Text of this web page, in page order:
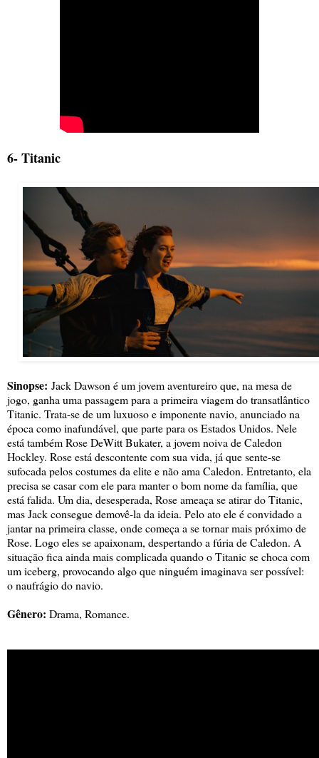
6- Titanic
Sinopse: Jack Dawson é um jovem aventureiro que, na mesa de
jogo, ganha uma passagem para a primeira viagem do transatlântico
Titanic. Trata-se de um luxuoso e imponente navio, anunciado na
época como inafundável, que parte para os Estados Unidos. Nele
está também Rose DeWitt Bukater, a jovem noiva de Caledon
Hockley. Rose está descontente com sua vida, já que sente-se
sufocada pelos costumes da elite e não ama Caledon. Entretanto, ela
precisa se casar com ele para manter o bom nome da família, que
está falida. Um dia, desesperada, Rose ameaça se atirar do Titanic,
mas Jack consegue demovê-la da ideia. Pelo ato ele é convidado a
jantar na primeira classe, onde começa a se tornar mais próximo de
Rose. Logo eles se apaixonam, despertando a fúria de Caledon. A
situação fica ainda mais complicada quando o Titanic se choca com
um iceberg, provocando algo que ninguém imaginava ser possível:
o naufrágio do navio.
Gênero: Drama, Romance.